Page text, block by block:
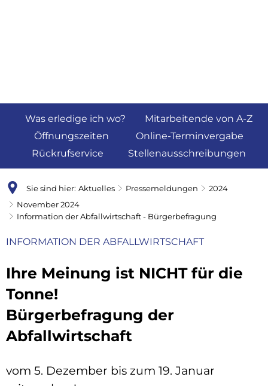
Was erledige ich wo?
Mitarbeitende von A-Z
Öffnungszeiten
Online-Terminvergabe
Rückrufservice
Stellenausschreibungen
Sie sind hier: Aktuelles Pressemeldungen
2024
November 2024
Information der Abfallwirtschaft - Bürgerbefragung
INFORMATION DER ABFALLWIRTSCHAFT
Ihre Meinung ist NICHT für die
Tonne!
Bürgerbefragung der
Abfallwirtschaft
vom 5. Dezember bis zum 19. Januar